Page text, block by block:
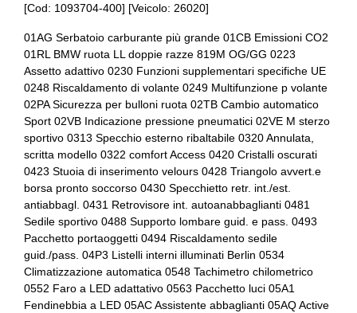
Cinture di sicurezza
Climatizzatore automatico
Console centrale multifunzione
Console centrale multifunzione
Differenziale autobloccante elettronico
Fari a led
Fari con accensione automatica
Fendinebbia anteriori
Assetto sportivo
Assistente alla frenata
Badge esterno identificativo
Bmw connected drive services
Bmw teleservices
Bracciolo anteriore
Bulloni antifurto
Cambio automatico a 8 marce
[Cod: 1093704-400] [Veicolo: 26020]
01AG Serbatoio carburante più grande 01CB Emissioni CO2
01RL BMW ruota LL doppie razze 819M OG/GG 0223
Assetto adattivo 0230 Funzioni supplementari specifiche UE
0248 Riscaldamento di volante 0249 Multifunzione p volante
02PA Sicurezza per bulloni ruota 02TB Cambio automatico
Sport 02VB Indicazione pressione pneumatici 02VE M sterzo
sportivo 0313 Specchio esterno ribaltabile 0320 Annulata,
scritta modello 0322 comfort Access 0420 Cristalli oscurati
0423 Stuoia di inserimento velours 0428 Triangolo avvert.e
borsa pronto soccorso 0430 Specchietto retr. int./est.
antiabbagl. 0431 Retrovisore int. autoanabbaglianti 0481
Sedile sportivo 0488 Supporto lombare guid. e pass. 0493
Pacchetto portaoggetti 0494 Riscaldamento sedile
guid./pass. 04P3 Listelli interni illuminati Berlin 0534
Climatizzazione automatica 0548 Tachimetro chilometrico
0552 Faro a LED adattativo 0563 Pacchetto luci 05A1
Fendinebbia a LED 05AC Assistente abbaglianti 05AQ Active